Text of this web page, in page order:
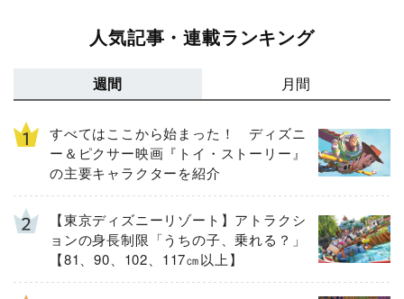
人気記事・連載ランキング
週間 月間
すべてはここから始まった！ ディズニ
ー＆ピクサー映画『トイ・ストーリー』
の主要キャラクターを紹介
【東京ディズニーリゾート】アトラクシ
ョンの身長制限「うちの子、乗れる？」
【81、90、102、117㎝以上】